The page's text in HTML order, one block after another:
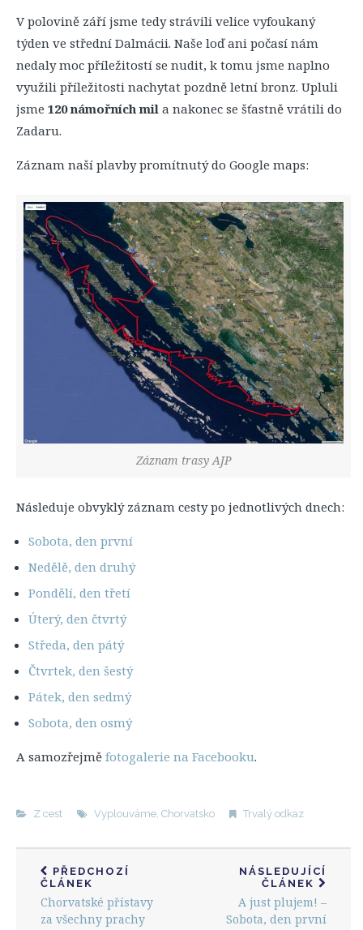
V polovině září jsme tedy strávili velice vyfoukaný
týden ve střední Dalmácii. Naše loď ani počasí nám
nedaly moc příležitostí se nudit, k tomu jsme naplno
využili příležitosti nachytat pozdně letní bronz. Upluli
jsme 120 námořních mil a nakonec se šťastně vrátili do
Zadaru.
Záznam naší plavby promítnutý do Google maps:
Záznam trasy AJP
Následuje obvyklý záznam cesty po jednotlivých dnech:
Sobota, den první
Nedělě, den druhý
Pondělí, den třetí
Úterý, den čtvrtý
Středa, den pátý
Čtvrtek, den šestý
Pátek, den sedmý
Sobota, den osmý
A samozřejmě fotogalerie na Facebooku.
Z cest Vyplouváme Chorvatsko Trvalý odkaz
PŘEDCHOZÍ
ČLÁNEK
Chorvatské přístavy
za všechny prachy
NÁSLEDUJÍCÍ
ČLÁNEK
A just plujem! –
Sobota, den první